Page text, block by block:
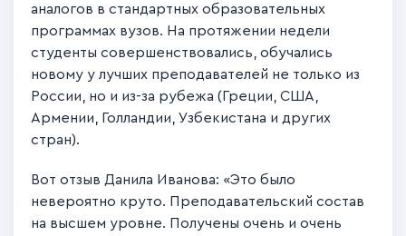
аналогов в стандартных образовательных
программах вузов. На протяжении недели
студенты совершенствовались, обучались
новому у лучших преподавателей не только из
России, но и из-за рубежа (Греции, США,
Армении, Голландии, Узбекистана и других
стран).
Вот отзыв Данила Иванова: «Это было
невероятно круто. Преподавательский состав
на высшем уровне. Получены очень и очень